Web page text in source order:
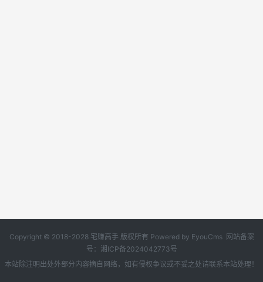
Copyright © 2018-2028 宅赚高手 版权所有 Powered by EyouCms网站备案
号： 湘ICP备2024042773号
本站除注明出处外部分内容摘自网络，如有侵权争议或不妥之处请联系本站处理！